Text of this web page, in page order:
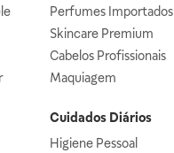
Perfumes Importados
Skincare Premium
Cabelos Profissionais
Maquiagem
Cuidados Diários
Higiene Pessoal